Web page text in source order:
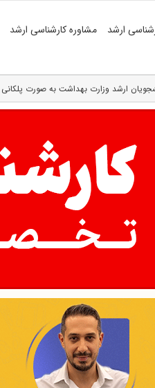
ارشد مشاوره کارشناسی ارشد
ارشد وزارت بهداشت به صورت پلکانی